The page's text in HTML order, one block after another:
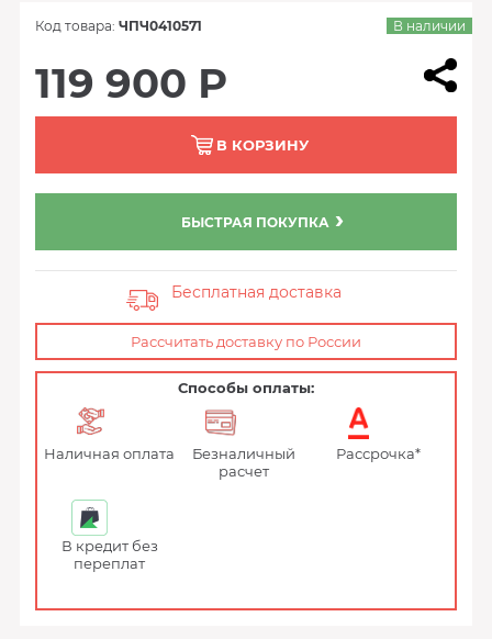
Код товара: ЧПЧ0410571 В наличии
119 900 Р
В КОРЗИНУ
БЫСТРАЯ ПОКУПКА
Бесплатная доставка
Рассчитать доставку по России
Способы оплаты:
Наличная оплата
Безналичный
расчет
Рассрочка*
В кредит без
переплат